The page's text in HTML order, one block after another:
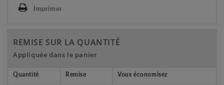
Imprimer
REMISE SUR LA QUANTITÉ
Appliquée dans le panier
Quantité Remise Vous économisez